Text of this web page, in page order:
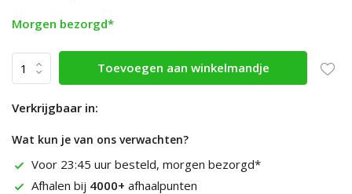
Morgen bezorgd*
Toevoegen aan winkelmandje
Verkrijgbaar in:
Wat kun je van ons verwachten?
Voor 23:45 uur besteld, morgen bezorgd*
Afhalen bij 4000+ afhaalpunten